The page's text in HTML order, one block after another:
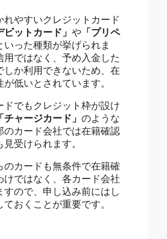
れやすいクレジットカード
ビットカード」 や 「プリペ
いった種類が挙げられま
用ではなく、予め入金した
しか利用できないため、在
低いとされています。
ドでもクレジット枠が設け
「チャージカード」 のような
のカード会社では在籍確認
受けられます。
のカードも無条件で在籍確
けではなく、各カード会社
すので、申し込み前にはし
おくことが重要です。